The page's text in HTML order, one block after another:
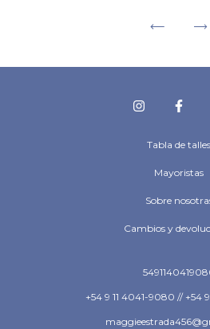
Tabla de talles
Mayoristas
Sobre
Cambios y
+54 9 11 4041-9080 // +54